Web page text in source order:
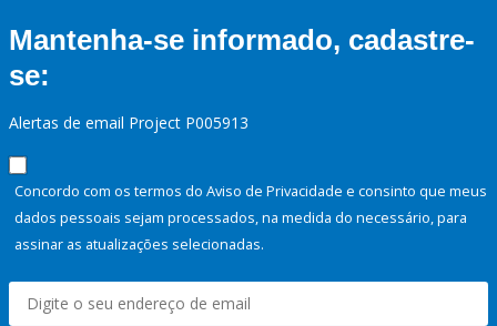
Mantenha-se informado, cadastre-
se:
Alertas de email Project P005913
Concordo com os termos do Aviso de Privacidade e consinto que meus
dados pessoais sejam processados, na medida do necessário, para
assinar as atualizações selecionadas.